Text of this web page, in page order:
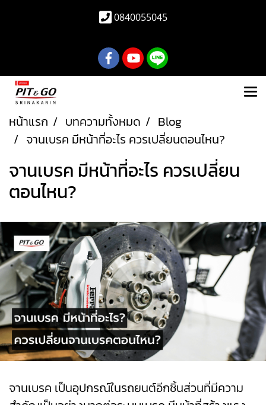
0840055045
หน้าแรก บทความทั้งหมด
Blog
จานเบรค มีหน้าที่อะไร ควรเปลี่ยนตอนไหน?
จานเบรค มีหน้าที่อะไร ควรเปลี่ยน
ตอนไหน?
จานเบรค เป็นอุปกรณ์ในรถยนต์อีกชิ้นส่วนที่มีความ